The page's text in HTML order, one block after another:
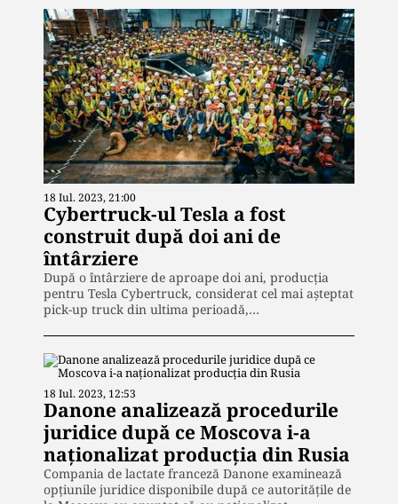
18 Iul. 2023, 21:00
Cybertruck-ul Tesla a fost
construit după doi ani de
întârziere
După o întârziere de aproape doi ani, producția
pentru Tesla Cybertruck, considerat cel mai așteptat
pick-up truck din ultima perioadă,…
18 Iul. 2023, 12:53
Danone analizează procedurile
juridice după ce Moscova i-a
naționalizat producția din Rusia
Compania de lactate franceză Danone examinează
opțiunile juridice disponibile după ce autoritățile de